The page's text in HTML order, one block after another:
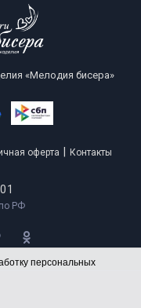
персональных
«Мелодия бисера»
оферта Контакты
РФ